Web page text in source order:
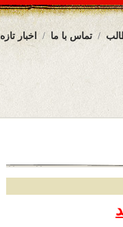
اخبار تازه تماس با ما